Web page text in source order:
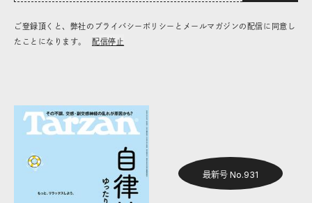
ご登録頂くと、弊社のプライバシーポリシーとメールマガジンの配信に同意し
たことになります。
配信停止
最新号 No.931